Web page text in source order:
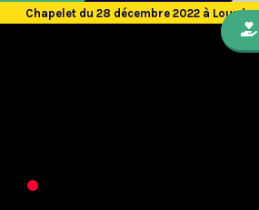
Chapelet du 28 décembre 2022 à Lourdes